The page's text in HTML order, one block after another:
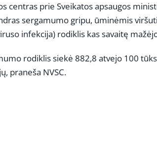
centras prie Sveikatos apsaugos
sergamumo gripu, ūminėmis
infekcija) rodiklis kas savaitę
rodiklis siekė 882,8 atvejo 100
praneša NVSC.